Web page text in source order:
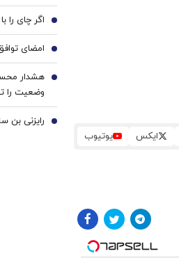
ایکس یوتیوب
ظرفیت‌های
اگر چای را 7
امضای توافق دفاعی 8
هشدار
وضعیت را تحمل
9
رایزنی بن 10